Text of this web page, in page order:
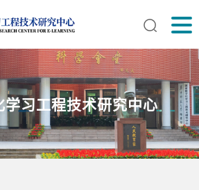
学习工程技术研究中心